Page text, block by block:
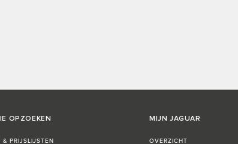
OPZOEKEN
& PRIJSLIJSTEN
MIJN JAGUAR
OVERZICHT